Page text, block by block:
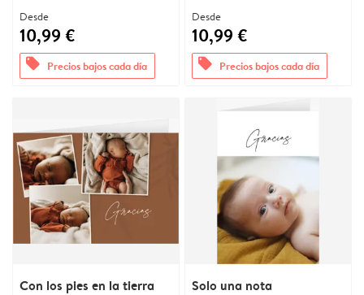
Desde
10,99 €
offers Precios bajos cada día
Desde
10,99 €
offers Precios bajos cada día
Con los pies en la tierra Solo una nota